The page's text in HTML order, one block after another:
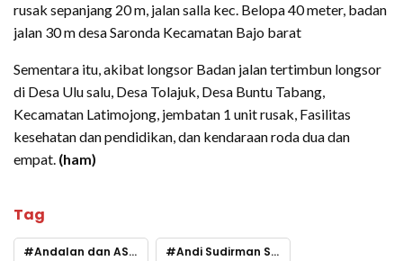
rusak sepanjang 20 m, jalan salla kec. Belopa 40 meter, badan
jalan 30 m desa Saronda Kecamatan Bajo barat
Sementara itu, akibat longsor Badan jalan tertimbun longsor
di Desa Ulu salu, Desa Tolajuk, Desa Buntu Tabang,
Kecamatan Latimojong, jembatan 1 unit rusak, Fasilitas
kesehatan dan pendidikan, dan kendaraan roda dua dan
empat. (ham)
Tag
Andalan dan ASS Community Andi Sudirman Sulaiman